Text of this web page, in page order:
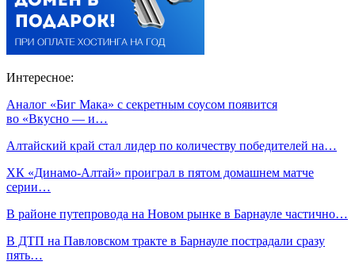
Интересное:
Аналог «Биг Мака» с секретным соусом появится
во «Вкусно — и…
Алтайский край стал лидер по количеству победителей на…
ХК «Динамо-Алтай» проиграл в пятом домашнем матче
серии…
В районе путепровода на Новом рынке в Барнауле частично…
В ДТП на Павловском тракте в Барнауле пострадали сразу
пять…